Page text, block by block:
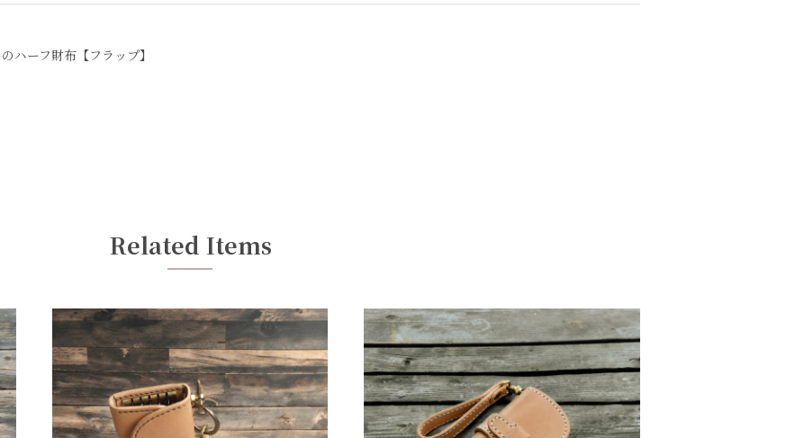
ハーフ財布【フラップ】
イイ」です‼末永く大事に使わせていただきます。 この度はありがとうございました。
二つ折キーケース【フラップ】
とうございます。インスタで確認したら最後のアミエットとの事で大事に育てて行きたいと思います。 革の質
います。前回のキーケースは、約7年使用したのでそれに負けず使用出来ればと思います。
な金具が最後で残念ですが ぜひ大事になさってください。 成長楽しみですね！ ありがとうございました！
Related Items